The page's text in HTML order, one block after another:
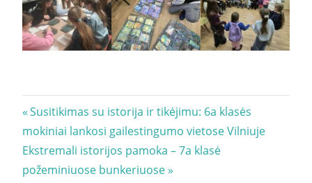
Navigacija
tarp
įrašų
Previous
Post:
Susitikimas su istorija ir tikėjimu: 6a klasės
mokiniai lankosi gailestingumo vietose Vilniuje
Next
Post:
Ekstremali istorijos pamoka – 7a klasė
požeminiuose bunkeriuose